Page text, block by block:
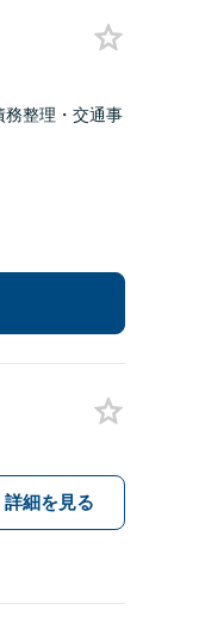
務整理・交通事
詳細を見る